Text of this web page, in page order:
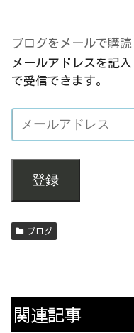
ブログをメールで購読
メールアドレスを記
で受信できます。
登録
ブログ
関連記事